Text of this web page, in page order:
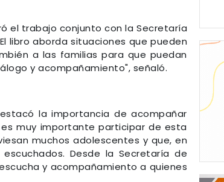
el trabajo conjunto con la Secretaría
libro aborda situaciones que pueden
a las familias para que puedan
y acompañamiento", señaló.
la importancia de acompañar
muy importante participar de esta
muchos adolescentes y que, en
Desde la Secretaría de
y acompañamiento a quienes